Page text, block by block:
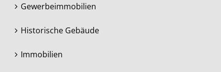
Gewerbeimmobilien
Historische Gebäude
Immobilien